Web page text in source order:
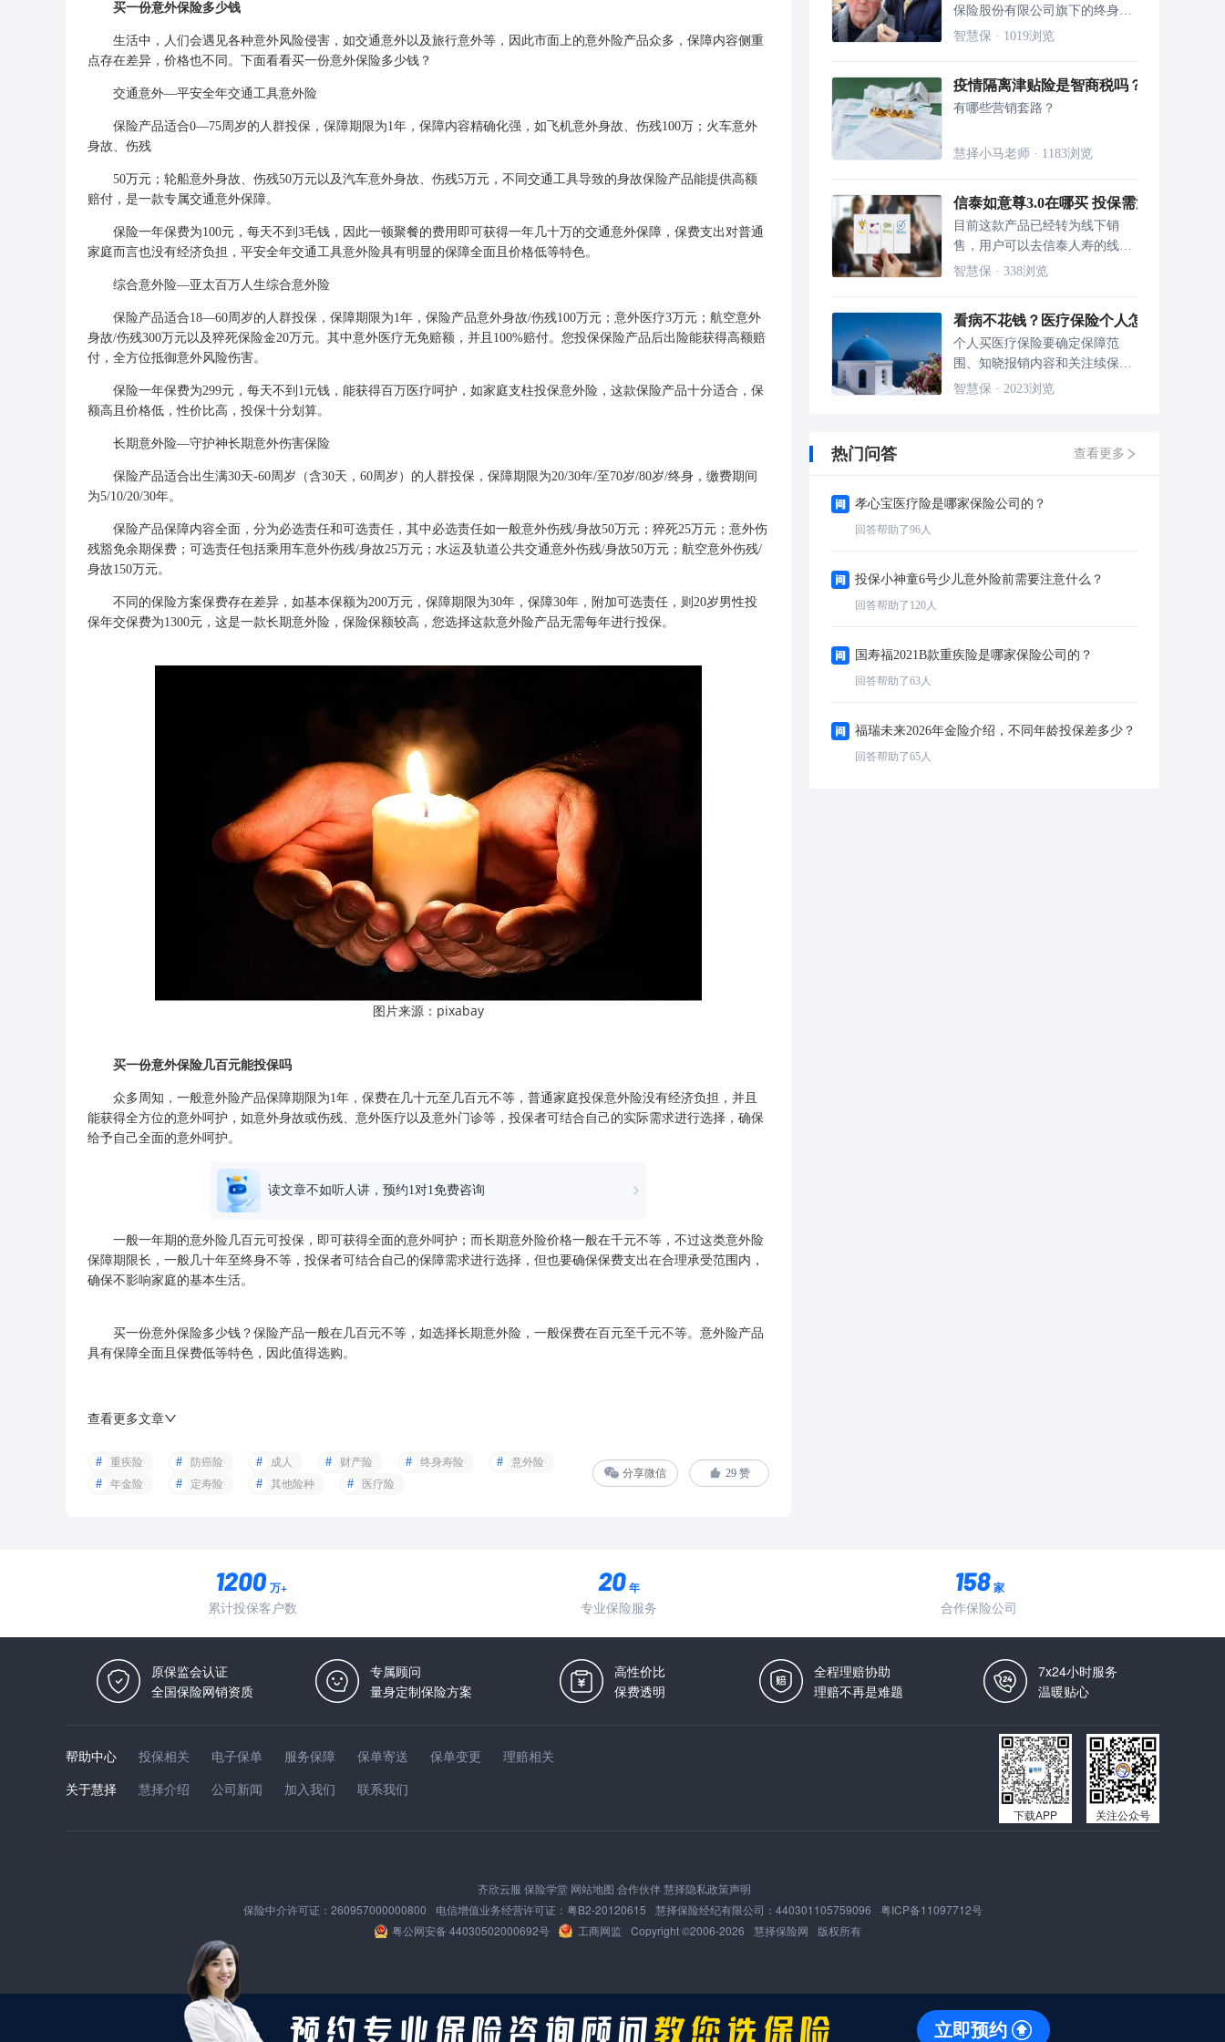
买一份意外保险多少钱
生活中，人们会遇见各种意外风险侵害，如交通意外以及旅行意外等，因此市面上的意外险产品众多，保障内容侧重
点存在差异，价格也不同。下面看看买一份意外保险多少钱？
交通意外—平安全年交通工具意外险
保险产品适合0—75周岁的人群投保，保障期限为1年，保障内容精确化强，如飞机意外身故、伤残100万；火车意外
身故、伤残
50万元；轮船意外身故、伤残50万元以及汽车意外身故、伤残5万元，不同交通工具导致的身故保险产品能提供高额
赔付，是一款专属交通意外保障。
保险一年保费为100元，每天不到3毛钱，因此一顿聚餐的费用即可获得一年几十万的交通意外保障，保费支出对普通
家庭而言也没有经济负担，平安全年交通工具意外险具有明显的保障全面且价格低等特色。
综合意外险—亚太百万人生综合意外险
保险产品适合18—60周岁的人群投保，保障期限为1年，保险产品意外身故/伤残100万元；意外医疗3万元；航空意外
身故/伤残300万元以及猝死保险金20万元。其中意外医疗无免赔额，并且100%赔付。您投保保险产品后出险能获得高额赔
付，全方位抵御意外风险伤害。
保险一年保费为299元，每天不到1元钱，能获得百万医疗呵护，如家庭支柱投保意外险，这款保险产品十分适合，保
额高且价格低，性价比高，投保十分划算。
长期意外险—守护神长期意外伤害保险
保险产品适合出生满30天-60周岁（含30天，60周岁）的人群投保，保障期限为20/30年/至70岁/80岁/终身，缴费期间
为5/10/20/30年。
保险产品保障内容全面，分为必选责任和可选责任，其中必选责任如一般意外伤残/身故50万元；猝死25万元；意外伤
残豁免余期保费；可选责任包括乘用车意外伤残/身故25万元；水运及轨道公共交通意外伤残/身故50万元；航空意外伤残/
身故150万元。
不同的保险方案保费存在差异，如基本保额为200万元，保障期限为30年，保障30年，附加可选责任，则20岁男性投
保年交保费为1300元，这是一款长期意外险，保险保额较高，您选择这款意外险产品无需每年进行投保。
图片来源： pixabay
买一份意外保险几百元能投保吗
众多周知，一般意外险产品保障期限为1年，保费在几十元至几百元不等，普通家庭投保意外险没有经济负担，并且
能获得全方位的意外呵护，如意外身故或伤残、意外医疗以及意外门诊等，投保者可结合自己的实际需求进行选择，确保
给予自己全面的意外呵护。
读文章不如听人讲，预约1对1免费咨询
一般一年期的意外险几百元可投保，即可获得全面的意外呵护；而长期意外险价格一般在千元不等，不过这类意外险
保障期限长，一般几十年至终身不等，投保者可结合自己的保障需求进行选择，但也要确保保费支出在合理承受范围内，
确保不影响家庭的基本生活。
买一份意外保险多少钱？保险产品一般在几百元不等，如选择长期意外险，一般保费在百元至千元不等。意外险产品
具有保障全面且保费低等特色，因此值得选购。
查看更多文章
重疾险 防癌险 成人 财产险 终身寿险
意外险
年金险
定寿险 其他险种 医疗险
分享微信 29赞
保险股份有限公司旗下的终身寿
险产品，二者各有优势，前者保
智慧保 · 1019浏览
疫情隔离津贴险是智商税吗？
有哪些营销套路？
慧择小马老师 · 1183浏览
信泰如意尊3.0在哪买 投保需注意什么
目前这款产品已经转为线下销
售，用户可以去信泰人寿的线下
营业厅进行投保，在投保中遇到
智慧保 · 338浏览
看病不花钱？医疗保险个人怎么买？全攻
个人买医疗保险要确定保障范
围、知晓报销内容和关注续保条
件等，多个层面进行分析，才能
智慧保 · 2023浏览
热门问答 查看更多
孝心宝医疗险是哪家保险公司的？
回答帮助了96人
投保小神童6号少儿意外险前需要注意什么？
回答帮助了 120人
国寿福2021B款重疾险是哪家保险公司的？
回答帮助了63人
福瑞未来2026年金险介绍，不同年龄投保差多少？
回答帮助了65人
万+
累计投保客户数
年
专业保险服务
家
合作保险公司
原保监会认证
全国保险网销资质
专属顾问
量身定制保险方案
高性价比
保费透明
全程理赔协助
理赔不再是难题
7x24小时服务
温暖贴心
帮助中心 投保相关 电子保单 服务保障 保单寄送 保单变更
理赔相关
关于慧择
慧择介绍 公司新闻 加入我们 联系我们
下载APP 关注公众号
齐欣云服 保险学堂 网站地图 合作伙伴 慧择隐私政策声明
保险中介许可证： 260957000000800 电信增值业务经营许可证： 粤B2-20120615 慧择保险经纪有限公司： 440301105759096
粤ICP备11097712号
粤公网安备 44030502000692号
工商网监 Copyright ©2006-2026 慧择保险网 版权所有
立即预约